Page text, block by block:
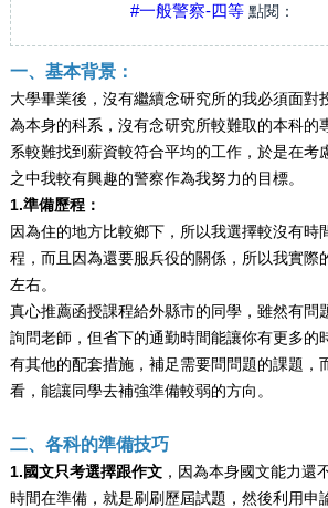
#一般警察-四等 點閱：
一、基本背景：
大學畢業後，沒有繼續念研究所的我必須面對
為本身的科系，沒有念研究所較難取的本科的
系較難找到薪資較符合平均的工作，於是在考
之中我較有興趣的警察作為我努力的目標。
1.準備歷程：
因為住的地方比較鄉下，所以我選擇較沒有時
程，而且因為還要服兵役的關係，所以我實際
左右。
真心推薦函授課程給外縣市的同學，雖然有問
詢問老師，但省下的通勤時間能讓你有更多的
有其他的配套措施，補足需要問問題的課題，
看，能讓同學去補強準備較弱的方向。
二、各科的準備技巧
1.國文只考選擇跟作文，因為本身國文能力還
時間在準備，就是刷刷歷屆試題，然後利用申